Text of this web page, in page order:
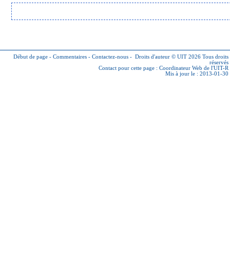
Début de page - Commentaires - Contactez-nous - Droits d'auteur © UIT 2026 Tous droits
réservés
Contact pour cette page : Coordinateur Web de l'UIT-R
Mis à jour le : 2013-01-30